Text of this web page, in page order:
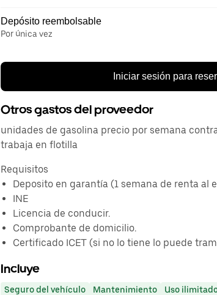
Depósito reembolsable
Por única vez
Iniciar sesión para
Otros gastos del proveedor
unidades de gasolina precio por semana
trabaja en flotilla
Requisitos
Deposito en garantía (1 semana de renta al
INE
Licencia de conducir.
Comprobante de domicilio.
Certificado ICET (si no lo tiene lo puede
Incluye
Seguro del vehículo Mantenimiento
Uso